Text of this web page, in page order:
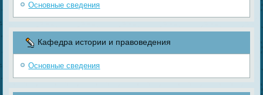
Основные сведения
Кафедра истории и правоведения
Основные сведения